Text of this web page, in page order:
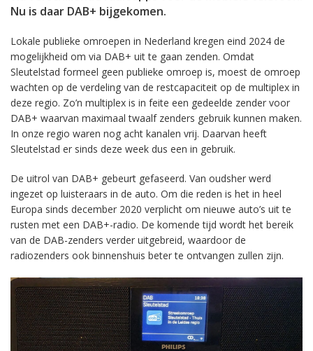
Nu is daar DAB+ bijgekomen.
Lokale publieke omroepen in Nederland kregen eind 2024 de
mogelijkheid om via DAB+ uit te gaan zenden. Omdat
Sleutelstad formeel geen publieke omroep is, moest de omroep
wachten op de verdeling van de restcapaciteit op de multiplex in
deze regio. Zo’n multiplex is in feite een gedeelde zender voor
DAB+ waarvan maximaal twaalf zenders gebruik kunnen maken.
In onze regio waren nog acht kanalen vrij. Daarvan heeft
Sleutelstad er sinds deze week dus een in gebruik.
De uitrol van DAB+ gebeurt gefaseerd. Van oudsher werd
ingezet op luisteraars in de auto. Om die reden is het in heel
Europa sinds december 2020 verplicht om nieuwe auto’s uit te
rusten met een DAB+-radio. De komende tijd wordt het bereik
van de DAB-zenders verder uitgebreid, waardoor de
radiozenders ook binnenshuis beter te ontvangen zullen zijn.